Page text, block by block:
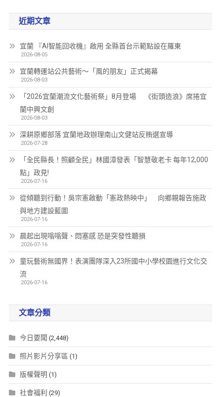
近期文章
宜蘭 『AI智能回收機』啟用 全縣首台示範點設在羅東
2026-08-05
宜蘭轉運站公共藝術～「風的朋友」正式揭幕
2026-08-03
「2026宜蘭潮流文化藝術祭」8月登場 《街頭造浪》席捲宜
蘭中興文創
2026-08-03
深耕原鄉部落 宜蘭地政辦理南山文健站反賄選宣導
2026-07-28
「全民縣長！照顧全民」林國漳發表「智慧敬老卡 每年12,000
點」政見!
2026-07-16
從傾聽到行動！吳宗憲啟動「憲政熱映中」 向鄉親報告施政
與地方建設藍圖
2026-07-16
晨起出現嗡嗡聲、悶塞感 恐是突發性聽損
2026-07-16
童玩藝術無國界！表演團隊深入23所國中小學校園進行文化交
流
2026-07-16
文章分類
今日要聞 (2,448)
照片影片分享區 (1)
版權聲明 (1)
社會福利 (29)